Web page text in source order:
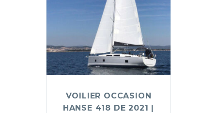
VOILIER OCCASION
HANSE 418 DE 2021 |